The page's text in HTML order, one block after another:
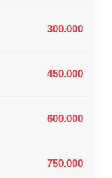
300.000
450.000
600.000
750.000